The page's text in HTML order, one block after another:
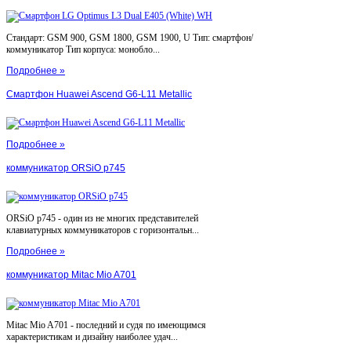
Стандарт: GSM 900, GSM 1800, GSM 1900, U Тип: смартфон/
коммуникатор Тип корпуса: монобло...
Подробнее »
Смартфон Huawei Ascend G6-L11 Metallic
Подробнее »
коммуникатор ORSiO p745
ORSiO p745 - один из не многих представителей
клавиатурных коммуникаторов с горизонтальн...
Подробнее »
коммуникатор Mitac Mio A701
Mitac Mio A701 - последний и судя по имеющимся
характеристикам и дизайну наиболее удач...